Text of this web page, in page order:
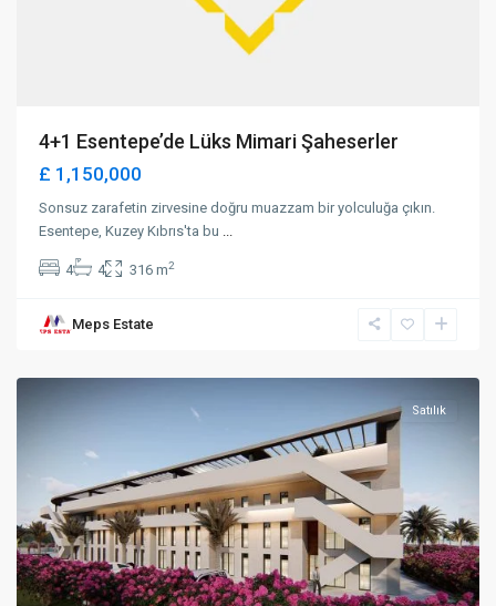
4+1 Esentepe’de Lüks Mimari Şaheserler
£ 1,150,000
Sonsuz zarafetin zirvesine doğru muazzam bir yolculuğa çıkın.
Esentepe, Kuzey Kıbrıs'ta bu ...
4 4 316 m2
Meps Estate
Lapta,
Satılık